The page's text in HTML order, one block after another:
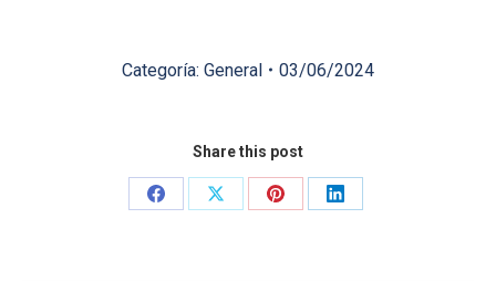
Categoría: General 03/06/2024
Share this post
Share
Share
Share
Share